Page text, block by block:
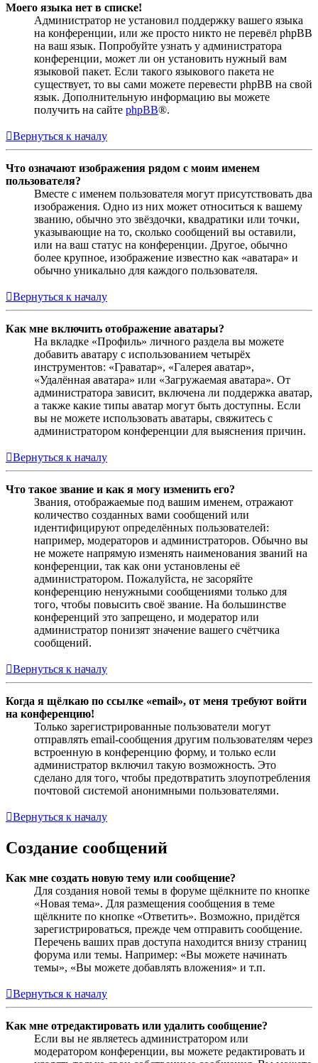
Моего языка нет в списке!
Администратор не установил поддержку вашего языка
на конференции, или же просто никто не перевёл phpBB
на ваш язык. Попробуйте узнать у администратора
конференции, может ли он установить нужный вам
языковой пакет. Если такого языкового пакета не
существует, то вы сами можете перевести phpBB на свой
язык. Дополнительную информацию вы можете
получить на сайте phpBB®.
Вернуться к началу
Что означают изображения рядом с моим именем
пользователя?
Вместе с именем пользователя могут присутствовать два
изображения. Одно из них может относиться к вашему
званию, обычно это звёздочки, квадратики или точки,
указывающие на то, сколько сообщений вы оставили,
или на ваш статус на конференции. Другое, обычно
более крупное, изображение известно как «аватара» и
обычно уникально для каждого пользователя.
Вернуться к началу
Как мне включить отображение аватары?
На вкладке «Профиль» личного раздела вы можете
добавить аватару с использованием четырёх
инструментов: «Граватар», «Галерея аватар»,
«Удалённая аватара» или «Загружаемая аватара». От
администратора зависит, включена ли поддержка аватар,
а также какие типы аватар могут быть доступны. Если
вы не можете использовать аватары, свяжитесь с
администратором конференции для выяснения причин.
Вернуться к началу
Что такое звание и как я могу изменить его?
Звания, отображаемые под вашим именем, отражают
количество созданных вами сообщений или
идентифицируют определённых пользователей:
например, модераторов и администраторов. Обычно вы
не можете напрямую изменять наименования званий на
конференции, так как они установлены её
администратором. Пожалуйста, не засоряйте
конференцию ненужными сообщениями только для
того, чтобы повысить своё звание. На большинстве
конференций это запрещено, и модератор или
администратор понизят значение вашего счётчика
сообщений.
Вернуться к началу
Когда я щёлкаю по ссылке «email», от меня требуют войти
на конференцию!
Только зарегистрированные пользователи могут
отправлять email-сообщения другим пользователям через
встроенную в конференцию форму, и только если
администратор включил такую возможность. Это
сделано для того, чтобы предотвратить злоупотребления
почтовой системой анонимными пользователями.
Вернуться к началу
Создание сообщений
Как мне создать новую тему или сообщение?
Для создания новой темы в форуме щёлкните по кнопке
«Новая тема». Для размещения сообщения в теме
щёлкните по кнопке «Ответить». Возможно, придётся
зарегистрироваться, прежде чем отправить сообщение.
Перечень ваших прав доступа находится внизу страниц
форума или темы. Например: «Вы можете начинать
темы», «Вы можете добавлять вложения» и т.п.
Вернуться к началу
Как мне отредактировать или удалить сообщение?
Если вы не являетесь администратором или
модератором конференции, вы можете редактировать и